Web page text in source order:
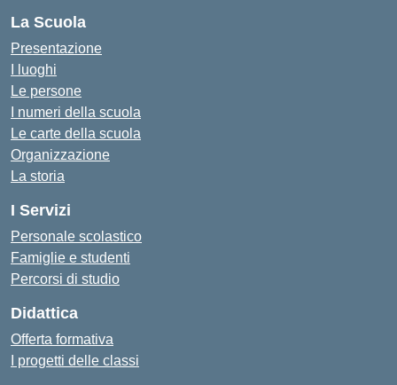
La Scuola
Presentazione
I luoghi
Le persone
I numeri della scuola
Le carte della scuola
Organizzazione
La storia
I Servizi
Personale scolastico
Famiglie e studenti
Percorsi di studio
Didattica
Offerta formativa
I progetti delle classi